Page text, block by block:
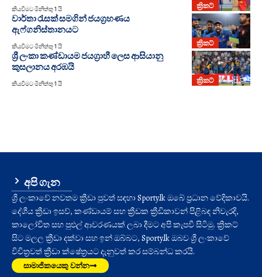
ක්‍රිකට්
කියවීමට මිනිත්තු 1 යි
ක්‍රිකට්
වාර්තා රැසක් සමගින් ජයග්‍රහණය
ඇෆ්ගනිස්තානයට
කියවීමට මිනිත්තු 1 යි
ක්‍රිකට්
ශ්‍රී ලංකා කණ්ඩායම ජයග්‍රාහී ලෙස ආසියානු
කුසලානය අරඹයි
කියවීමට මිනිත්තු 1 යි
අපි ගැන
ශ්‍රී ලංකාවේ නවතම ක්‍රීඩා පුවත් සඳහා Sporty.lk ඔබේ ප්‍රධාන වේදිකාවයි.
දේශීය ක්‍රීඩා ඉසව්, කණ්ඩායම් සහ ක්‍රීඩක ක්‍රීඩිකාවන් පිළිබඳ නිවැරදි,
කාලෝචිත සහ පුළුල් ආවරණයක් ලබා දීමට අපි කැපවී සිටිමු. ක්‍රිකට්
සිට මලල ක්‍රීඩා දක්වා සහ ඉන් ඔබ්බට, Sporty.lk ඔබව ශ්‍රී ලංකාවේ
විචිත්‍රවත් ක්‍රීඩා ක්ෂේත්‍රයට දැනුවත් කර සම්බන්ධ කරයි.
සාමාජිකයෙකු වන්න